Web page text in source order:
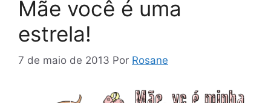
Mãe você é uma
estrela!
7 de maio de 2013 Por Rosane